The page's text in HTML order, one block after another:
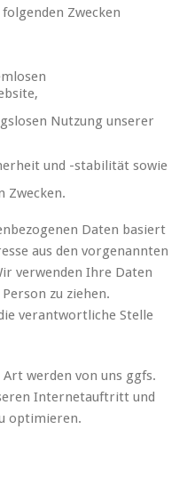
Zwecken
Nutzung unserer
und -stabilität sowie
Zwecken.
Daten basiert
aus den vorgenannten
verwenden Ihre Daten
zu ziehen.
verantwortliche Stelle
werden von uns ggfs.
Internetauftritt und
optimieren.